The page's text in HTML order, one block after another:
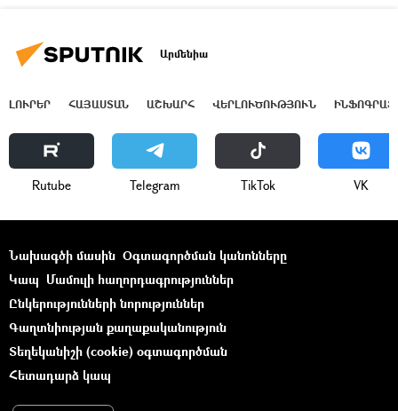
Արմենիա
ԼՈՒՐԵՐ ՀԱՅԱՍՏԱՆ ԱՇԽԱՐՀ ՎԵՐԼՈՒԾՈՒԹՅՈՒՆ
Rutube Telegram ТikТоk VK
Նախագծի մասին Օգտագործման կանոնները
Կապ Մամուլի հաղորդագրություններ
Ընկերությունների նորություններ
Գաղտնիության քաղաքականություն
Տեղեկանիշի (cookie) օգտագործման
Հետադարձ կապ